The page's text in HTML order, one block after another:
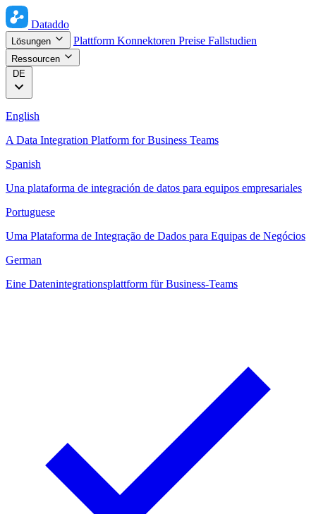
Dataddo
Lösungen Plattform Konnektoren Preise Fallstudien
Ressourcen
DE
English
A Data Integration Platform for Business Teams
Spanish
Una plataforma de integración de datos para equipos empresariales
Portuguese
Uma Plataforma de Integração de Dados para Equipas de Negócios
German
Eine Datenintegrationsplattform für Business-Teams